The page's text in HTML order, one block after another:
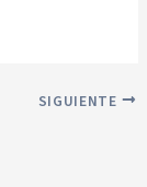
SIGUIENTE